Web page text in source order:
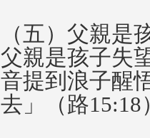
（五）父親是
父親是孩子失
音提到浪子醒
去」（路15:18